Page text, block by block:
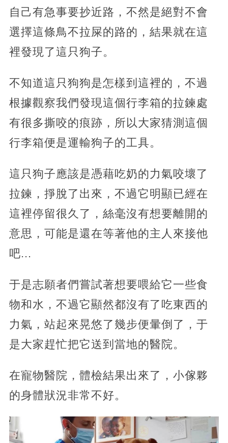
自己有急事要抄近路，不然是絕對不會
選擇這條鳥不拉屎的路的，結果就在這
裡發現了這只狗子。
不知道這只狗狗是怎樣到這裡的，不過
根據觀察我們發現這個行李箱的拉鍊處
有很多撕咬的痕跡，所以大家猜測這個
行李箱便是運輸狗子的工具。
這只狗子應該是憑藉吃奶的力氣咬壞了
拉鍊，掙脫了出來，不過它明顯已經在
這裡停留很久了，絲毫沒有想要離開的
意思，可能是還在等著他的主人來接他
吧...
于是志願者們嘗試著想要喂給它一些食
物和水，不過它顯然都沒有了吃東西的
力氣，站起來晃悠了幾步便暈倒了，于
是大家趕忙把它送到當地的醫院。
在寵物醫院，體檢結果出來了，小傢夥
的身體狀況非常不好。